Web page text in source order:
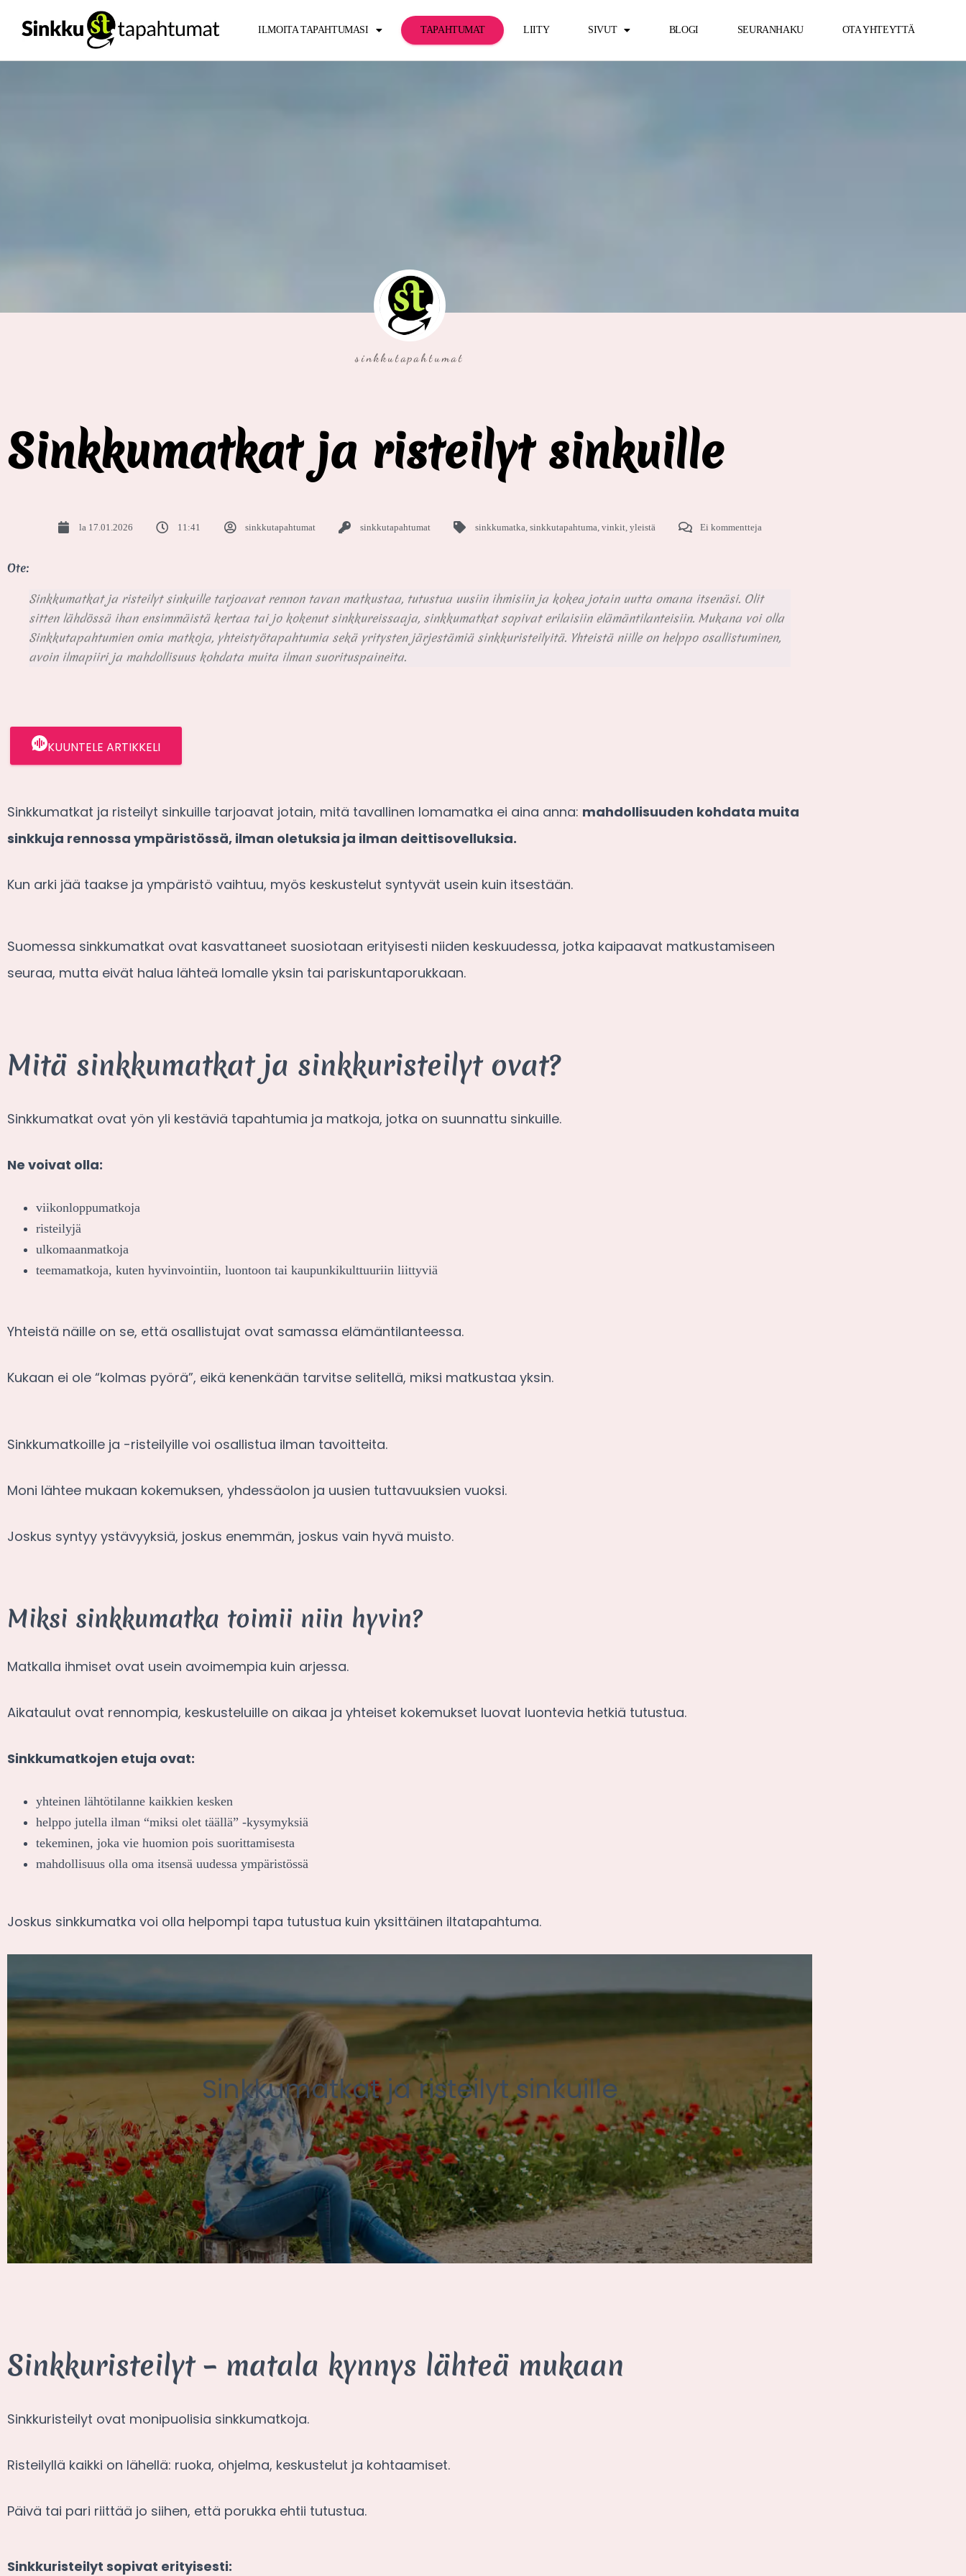
ILMOITA TAPAHTUMASI TAPAHTUMAT LIITY SIVUT BLOGI SEURANHAKU OTA YHTEYTTÄ
sinkkutapahtumat
Sinkkumatkat ja risteilyt sinkuille
la 17.01.2026 11:41 sinkkutapahtumat sinkkutapahtumat sinkkumatka sinkkutapahtuma vinkit yleistä Ei kommentteja
Ote:
Sinkkumatkat ja risteilyt sinkuille tarjoavat rennon tavan matkustaa, tutustua uusiin ihmisiin ja kokea jotain uutta omana itsenäsi. Olit
sitten lähdössä ihan ensimmäistä kertaa tai jo kokenut sinkkureissaaja, sinkkumatkat sopivat erilaisiin elämäntilanteisiin. Mukana voi olla
Sinkkutapahtumien omia matkoja, yhteistyötapahtumia sekä yritysten järjestämiä sinkkuristeilyitä. Yhteistä niille on helppo osallistuminen,
avoin ilmapiiri ja mahdollisuus kohdata muita ilman suorituspaineita.
KUUNTELE ARTIKKELI
Sinkkumatkat ja risteilyt sinkuille tarjoavat jotain, mitä tavallinen lomamatka ei aina anna: mahdollisuuden kohdata muita
sinkkuja rennossa ympäristössä, ilman oletuksia ja ilman deittisovelluksia.
Kun arki jää taakse ja ympäristö vaihtuu, myös keskustelut syntyvät usein kuin itsestään.
Suomessa sinkkumatkat ovat kasvattaneet suosiotaan erityisesti niiden keskuudessa, jotka kaipaavat matkustamiseen
seuraa, mutta eivät halua lähteä lomalle yksin tai pariskuntaporukkaan.
Mitä sinkkumatkat ja sinkkuristeilyt ovat?
Sinkkumatkat ovat yön yli kestäviä tapahtumia ja matkoja, jotka on suunnattu sinkuille.
Ne voivat olla:
viikonloppumatkoja
risteilyjä
ulkomaanmatkoja
teemamatkoja, kuten hyvinvointiin, luontoon tai kaupunkikulttuuriin liittyviä
Yhteistä näille on se, että osallistujat ovat samassa elämäntilanteessa.
Kukaan ei ole “kolmas pyörä”, eikä kenenkään tarvitse selitellä, miksi matkustaa yksin.
Sinkkumatkoille ja -risteilyille voi osallistua ilman tavoitteita.
Moni lähtee mukaan kokemuksen, yhdessäolon ja uusien tuttavuuksien vuoksi.
Joskus syntyy ystävyyksiä, joskus enemmän, joskus vain hyvä muisto.
Miksi sinkkumatka toimii niin hyvin?
Matkalla ihmiset ovat usein avoimempia kuin arjessa.
Aikataulut ovat rennompia, keskusteluille on aikaa ja yhteiset kokemukset luovat luontevia hetkiä tutustua.
Sinkkumatkojen etuja ovat:
yhteinen lähtötilanne kaikkien kesken
helppo jutella ilman “miksi olet täällä” -kysymyksiä
tekeminen, joka vie huomion pois suorittamisesta
mahdollisuus olla oma itsensä uudessa ympäristössä
Joskus sinkkumatka voi olla helpompi tapa tutustua kuin yksittäinen iltatapahtuma.
Sinkkumatkat ja risteilyt sinkuille
Sinkkuristeilyt – matala kynnys lähteä mukaan
Sinkkuristeilyt ovat monipuolisia sinkkumatkoja.
Risteilyllä kaikki on lähellä: ruoka, ohjelma, keskustelut ja kohtaamiset.
Päivä tai pari riittää jo siihen, että porukka ehtii tutustua.
Sinkkuristeilyt sopivat erityisesti: